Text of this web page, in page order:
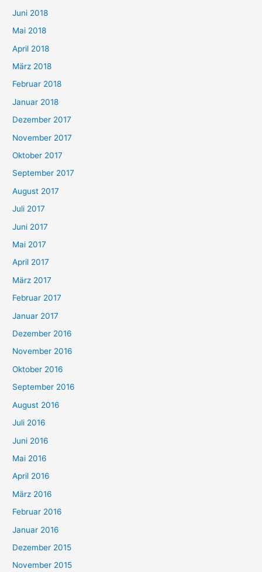
Juni 2018
Mai 2018
April 2018
März 2018
Februar 2018
Januar 2018
Dezember 2017
November 2017
Oktober 2017
September 2017
August 2017
Juli 2017
Juni 2017
Mai 2017
April 2017
März 2017
Februar 2017
Januar 2017
Dezember 2016
November 2016
Oktober 2016
September 2016
August 2016
Juli 2016
Juni 2016
Mai 2016
April 2016
März 2016
Februar 2016
Januar 2016
Dezember 2015
November 2015